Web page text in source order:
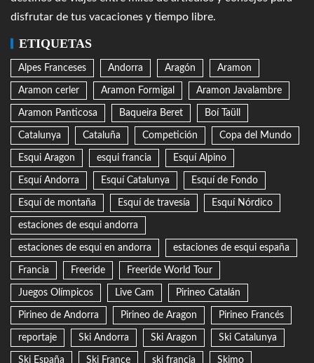
disfrutar de tus vacaciones y tiempo libre.
ETIQUETAS
Alpes Franceses Andorra Aragón Aramon
Aramon cerler Aramon Formigal Aramon Javalambre
Aramon Panticosa Baqueira Beret Boí Taüll
Catalunya Cataluña Competición Copa del Mundo
Esqui Aragon esqui francia Esquí Alpino
Esquí Andorra Esquí Catalunya Esquí de Fondo
Esquí de montaña Esquí de travesía Esquí Nórdico
estaciones de esqui andorra
estaciones de esqui en andorra estaciones de esqui españa
Francia Freeride Freeride World Tour
Juegos Olímpicos Live Cam Pirineo Catalán
Pirineo de Andorra Pirineo de Aragon Pirineo Francés
reportaje Ski Andorra Ski Aragon Ski Catalunya
Ski España Ski France ski francia Skimo